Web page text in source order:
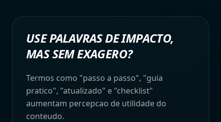
USE PALAVRAS DE IMPACTO,
MAS SEM EXAGERO?
Termos como "passo a passo", "guia
pratico", "atualizado" e "checklist"
aumentam percepcao de utilidade do
conteudo.